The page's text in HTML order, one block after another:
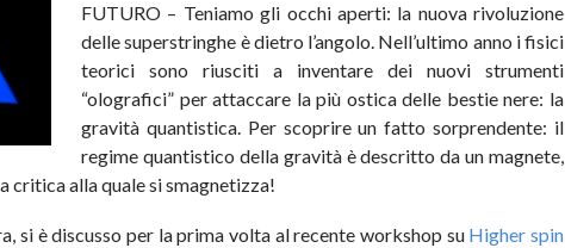
FUTURO – Teniamo gli occhi aperti: la nuova rivoluzione
delle superstringhe è dietro l’angolo. Nell’ultimo anno i fisici
teorici sono riusciti a inventare dei nuovi strumenti
“olografici” per attaccare la più ostica delle bestie nere: la
gravità quantistica. Per scoprire un fatto sorprendente: il
regime quantistico della gravità è descritto da un magnete,
critica alla quale si smagnetizza!
si è discusso per la prima volta al recente workshop su Higher spin